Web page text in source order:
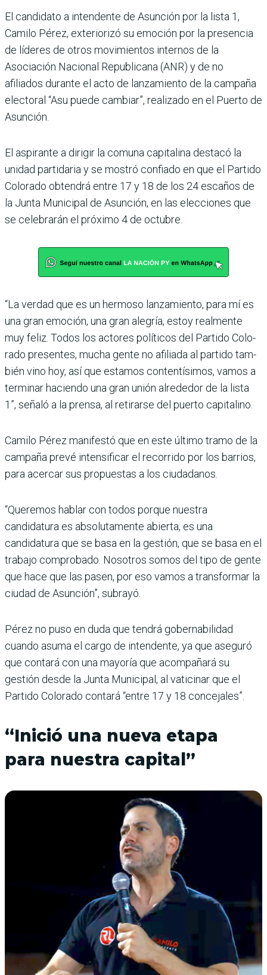
El candidato a inten­dente de Asunción por la lista 1,
Camilo Pérez, exteriorizó su emo­ción por la presencia
de líderes de otros movimien­tos internos de la
Asociación Nacional Republicana (ANR) y de no
afiliados durante el acto de lanzamiento de la campaña
electoral “Asu puede cambiar”, realizado en el Puerto de
Asunción.
El aspirante a dirigir la comuna capitalina destacó la
unidad partidaria y se mos­tró confiado en que el Partido
Colorado obtendrá entre 17 y 18 de los 24 escaños de
la Junta Municipal de Asun­ción, en las elecciones que
se celebrarán el próximo 4 de octubre.
“La verdad que es un her­moso lanzamiento, para mí es
una gran emoción, una gran alegría, estoy realmente
muy feliz. Todos los actores políticos del Partido Colo­
rado presentes, mucha gente no afiliada al partido tam­
bién vino hoy, así que esta­mos contentísimos, vamos a
terminar haciendo una gran unión alrededor de la lista
1”, señaló a la prensa, al reti­rarse del puerto capitalino.
Camilo Pérez manifestó que en este último tramo de la
campaña prevé intensificar el recorrido por los barrios,
para acercar sus propuestas a los ciudadanos.
“Queremos hablar con todos porque nuestra
candidatura es absolutamente abierta, es una
candidatura que se basa en la gestión, que se basa en el
trabajo compro­bado. Nosotros somos del tipo de gente
que hace que las pasen, por eso vamos a transformar la
ciudad de Asunción”, subrayó.
Pérez no puso en duda que tendrá gobernabilidad
cuando asuma el cargo de intendente, ya que aseguró
que contará con una mayoría que acompañará su
gestión desde la Junta Municipal, al vaticinar que el
Partido Colorado contará “entre 17 y 18 concejales”.
“Inició una nueva etapa
para nuestra capital”